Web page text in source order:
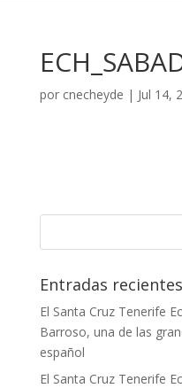
por cnecheyde | Jul 14,
Entradas recientes
El Santa Cruz Tenerife
Barroso, una de las
español
El Santa Cruz Tenerife